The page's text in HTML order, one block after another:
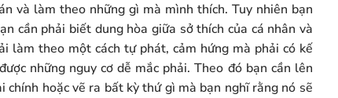
và làm theo những gì mà mình thích. Tuy nhiên bạn
cần phải biết dung hòa giữa sở thích của cá nhân và
làm theo một cách tự phát, cảm hứng mà phải có kế
những nguy cơ dễ mắc phải. Theo đó bạn cần lên
hoặc vẽ ra bất kỳ thứ gì mà bạn nghĩ rằng nó sẽ